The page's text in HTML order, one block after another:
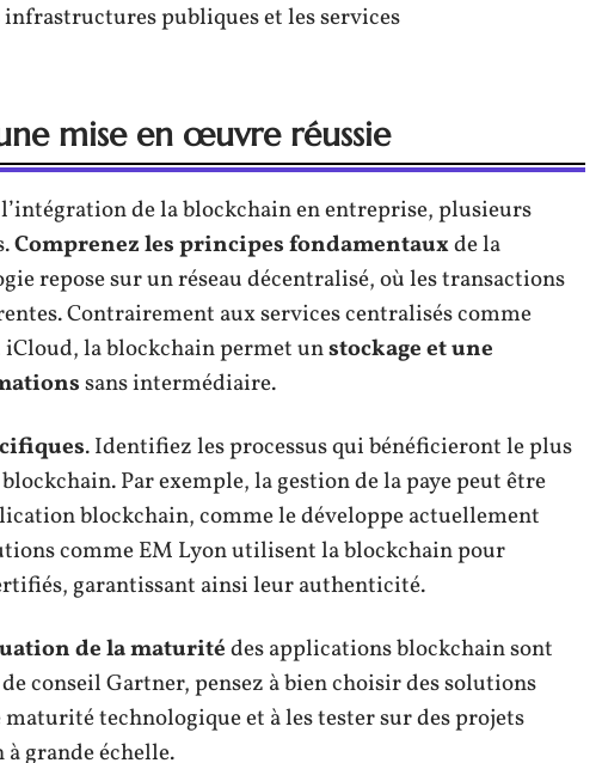
publiques et les services
mise en œuvre réussie
de la blockchain en entreprise, plusieurs
Comprenez les principes fondamentauxde la
repose sur un réseau décentralisé, où les transactions
Contrairement aux services centralisés comme
la blockchain permet unstockage et une
sans intermédiaire.
. Identifiez les processus qui bénéficieront le plus
Par exemple, la gestion de la paye peut être
blockchain, comme le développe actuellement
comme EM Lyon utilisent la blockchain pour
garantissant ainsi leur authenticité.
de la maturitédes applications blockchain sont
conseil Gartner, pensez à bien choisir des solutions
maturité technologique et à les tester sur des projets
grande échelle.